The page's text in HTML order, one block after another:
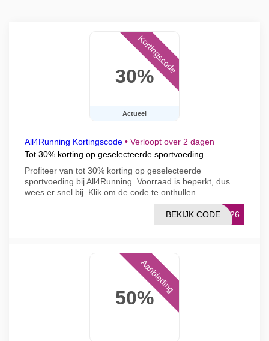
30%
Actueel
Kortingscode
All4Running Kortingscode • Verloopt over 2 dagen
Tot 30% korting op geselecteerde sportvoeding
Profiteer van tot 30% korting op geselecteerde
sportvoeding bij All4Running. Voorraad is beperkt, dus
wees er snel bij. Klik om de code te onthullen
ER26
BEKIJK CODE
50%
Aanbieding